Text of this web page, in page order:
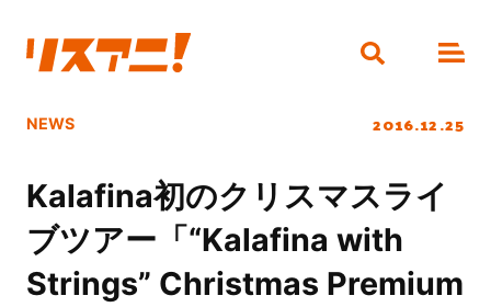
NEWS 2016.12.25
Kalafina初のクリスマスライ
ブツアー「“Kalafina with
Strings” Christmas Premium